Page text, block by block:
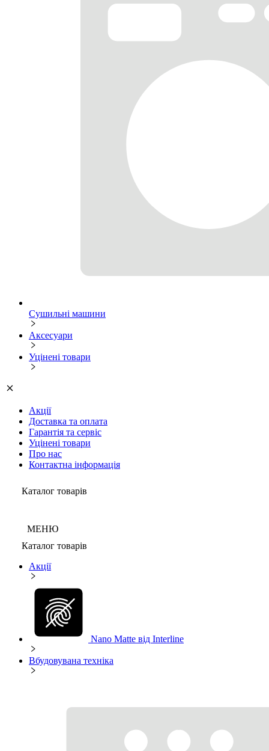
Сушильні машини
Аксесуари
Уцінені товари
Акції
Доставка та оплата
Гарантія та сервіс
Уцінені товари
Про нас
Контактна інформація
Каталог товарів
МЕНЮ
Каталог товарів
Акції
Nano Matte від Interline
Вбудовувана техніка